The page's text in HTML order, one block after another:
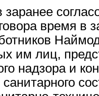
заранее
время в
им лиц,
надзора и
санитарного